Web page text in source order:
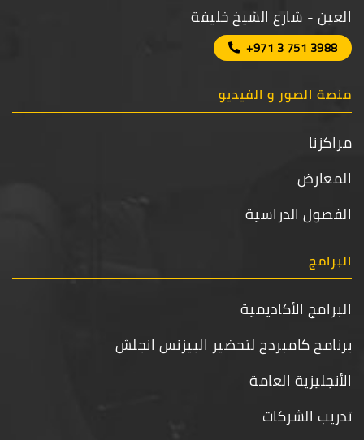
العين - شارع الشيخ خليفة
+971 3 751 3988
منصة الصور و الفيديو
مراكزنا
المعارض
الفصول الدراسية
البرامج
البرامج الأكاديمية
برنامج كامبردج لتحضير البيزنس انجلش
الأنجليزية العامة
تدريب الشركات